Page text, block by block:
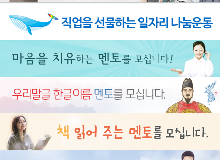
게 준비해야 하는지에 대해서도 설명하고 있